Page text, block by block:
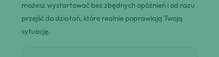
możesz wystartować bez zbędnych opóźnień i od razu
przejść do działań, które realnie poprawiają Twoją
sytuację.